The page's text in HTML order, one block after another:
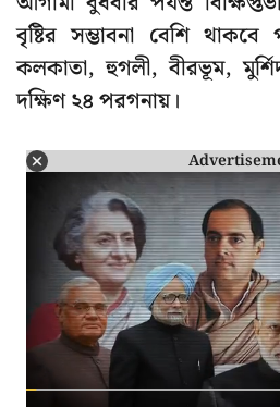
বৃষ্টির সম্ভাবনা বেশি
কলকাতা, হুগলী, বীরভূম,
দক্ষিণ ২৪ পরগনায়।